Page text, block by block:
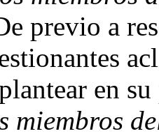
previo a
en
miembros